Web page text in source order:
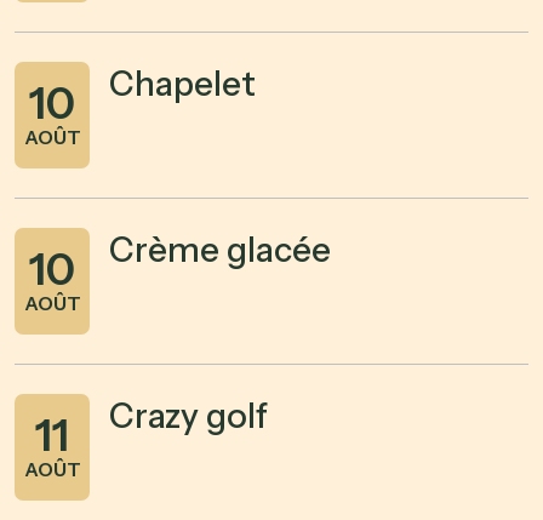
10
AOÛT
Chapelet
10
AOÛT
Crème glacée
11
AOÛT
Crazy golf